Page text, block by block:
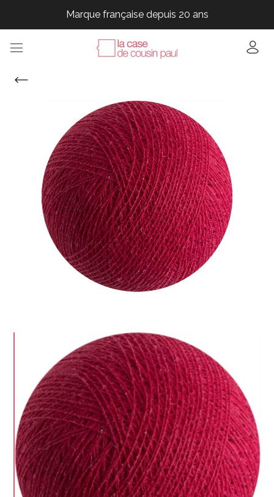
Marque française depuis 20 ans
Marque française depuis 20 ans
Marque française depuis 20 ans